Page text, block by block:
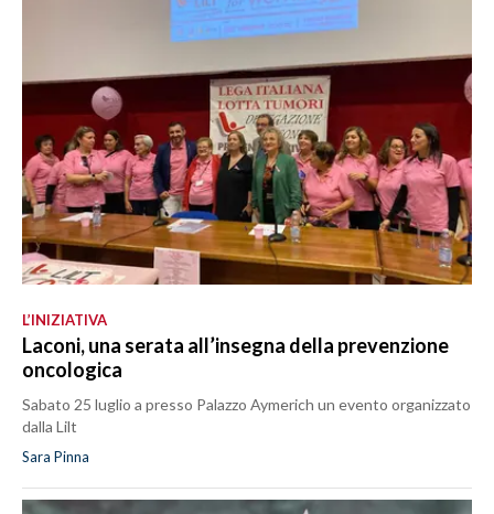
L’INIZIATIVA
Laconi, una serata all’insegna della prevenzione
oncologica
Sabato 25 luglio a presso Palazzo Aymerich un evento organizzato
dalla Lilt
Sara Pinna